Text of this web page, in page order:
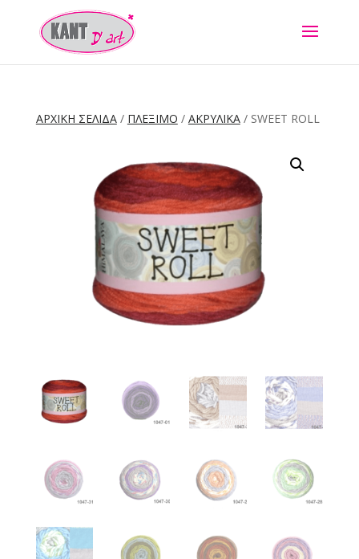
ΑΡΧΙΚΉ ΣΕΛΊΔΑ/ ΠΛΕΞΙΜΟ / ΑΚΡΥΛΙΚΑ/ SWEET ROLL